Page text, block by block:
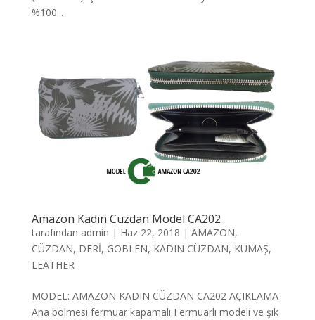
%100...
Amazon Kadın Cüzdan Model CA202
tarafından admin | Haz 22, 2018 | AMAZON,
CÜZDAN, DERİ, GOBLEN, KADIN CÜZDAN, KUMAŞ,
LEATHER
MODEL: AMAZON KADIN CÜZDAN CA202 AÇIKLAMA
Ana bölmesi fermuar kapamalı Fermuarlı modeli ve şık